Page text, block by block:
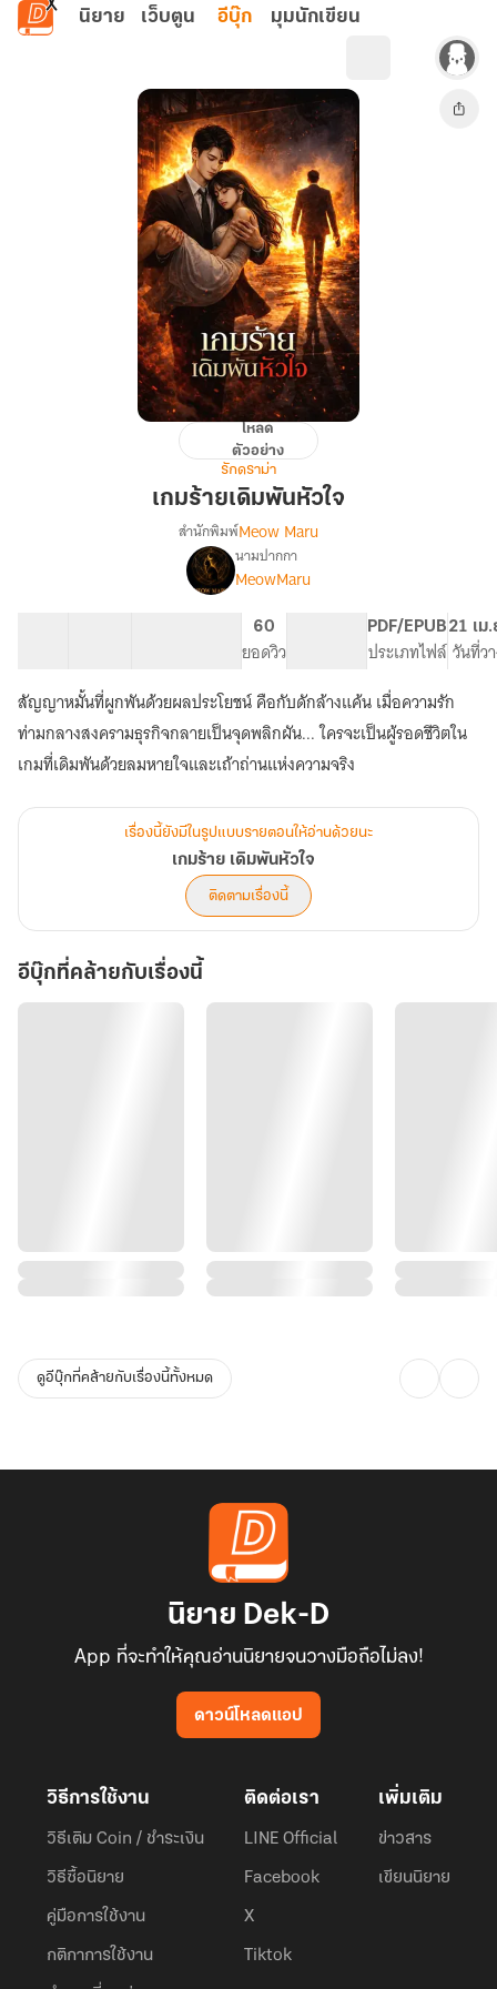
ข้ามไปยังเนื้อหาหลัก
นิยาย เว็บตูน อีบุ๊ก มุมนักเขียน
เดิม
โหลด
ตัวอย่าง
รักดราม่า
เกมร้ายเดิมพันหัวใจ
เรื่อง
เกม
เดิม
พัน
สำนักพิมพ์Meow Maru
นามปากกา
MeowMaru
60
ยอดวิว
PDF/EPUB
ประเภทไฟล์
21 เม
วันที่ว
สัญญาหมั้นที่ผูกพันด้วยผลประโยชน์ คือกับดักล้างแค้น เมื่อความรัก
ท่ามกลางสงครามธุรกิจกลายเป็นจุดพลิกผัน... ใครจะเป็นผู้รอดชีวิตใน
เกมที่เดิมพันด้วยลมหายใจและเถ้าถ่านแห่งความจริง
เรื่องนี้ยังมีในรูปแบบรายตอนให้อ่านด้วยนะ
เกมร้าย เดิมพันหัวใจ
ติดตามเรื่องนี้
อีบุ๊กที่คล้ายกับเรื่องนี้
ดูอีบุ๊กที่คล้ายกับเรื่องนี้ทั้งหมด
นิยาย Dek-D
App ที่จะทำให้คุณอ่านนิยายจนวางมือถือไม่ลง!
ดาวน์โหลดแอป
วิธีการใช้งาน
วิธีเติม Coin / ชำระเงิน
วิธีซื้อนิยาย
คู่มือการใช้งาน
กติกาการใช้งาน
ติดต่อเรา
LINE Official
Facebook
X
Tiktok
เพิ่มเติม
ข่าวสาร
เขียนนิยาย